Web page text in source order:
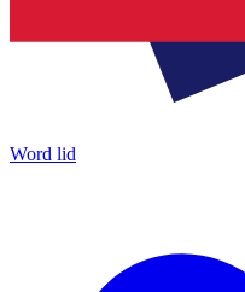
Word lid